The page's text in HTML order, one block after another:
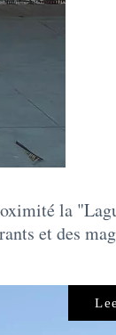
la
et des